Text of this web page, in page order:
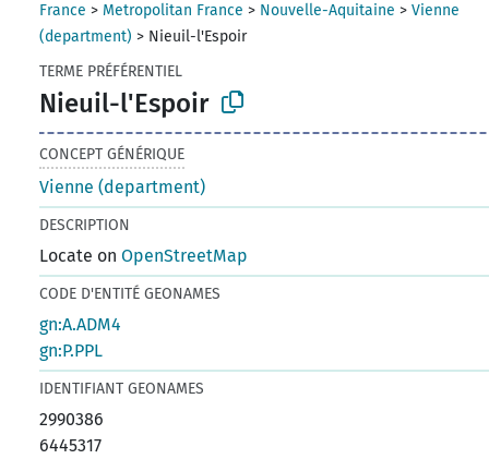
France > Metropolitan France > Nouvelle-Aquitaine >Vienne
(department) > Nieuil-l'Espoir
TERME PRÉFÉRENTIEL
Nieuil-l'Espoir
CONCEPT GÉNÉRIQUE
Vienne (department)
DESCRIPTION
Locate onOpenStreetMap
CODE D'ENTITÉ GEONAMES
gn:A.ADM4
gn:P.PPL
IDENTIFIANT GEONAMES
2990386
6445317